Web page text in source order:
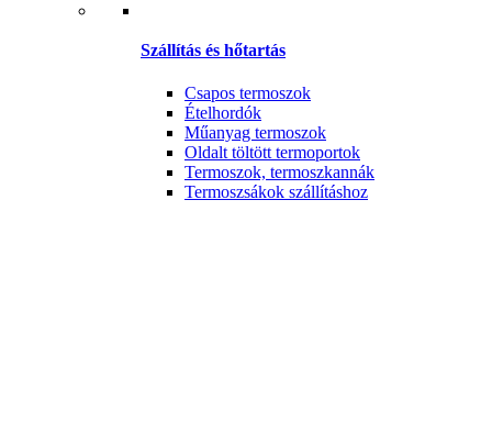
Szállítás és hőtartás
Csapos termoszok
Ételhordók
Műanyag termoszok
Oldalt töltött termoportok
Termoszok, termoszkannák
Termoszsákok szállításhoz